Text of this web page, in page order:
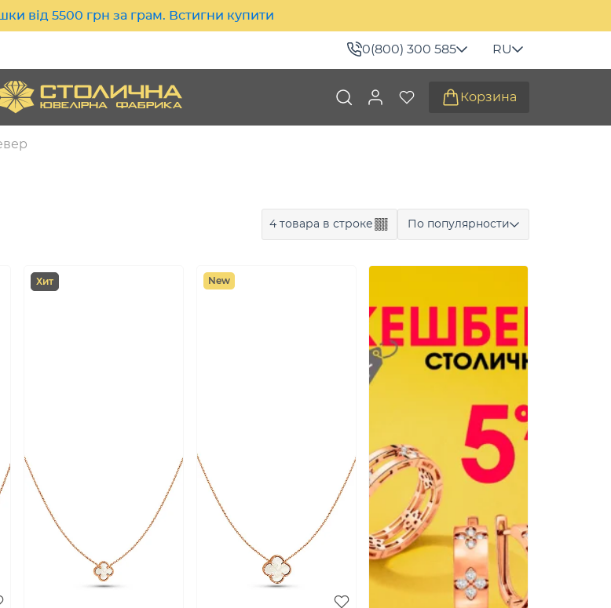
від 5500 грн за грам. Встигни купити
0(800) 300 585 RU
Корзина
4 товара в строке По популярности
Хит New